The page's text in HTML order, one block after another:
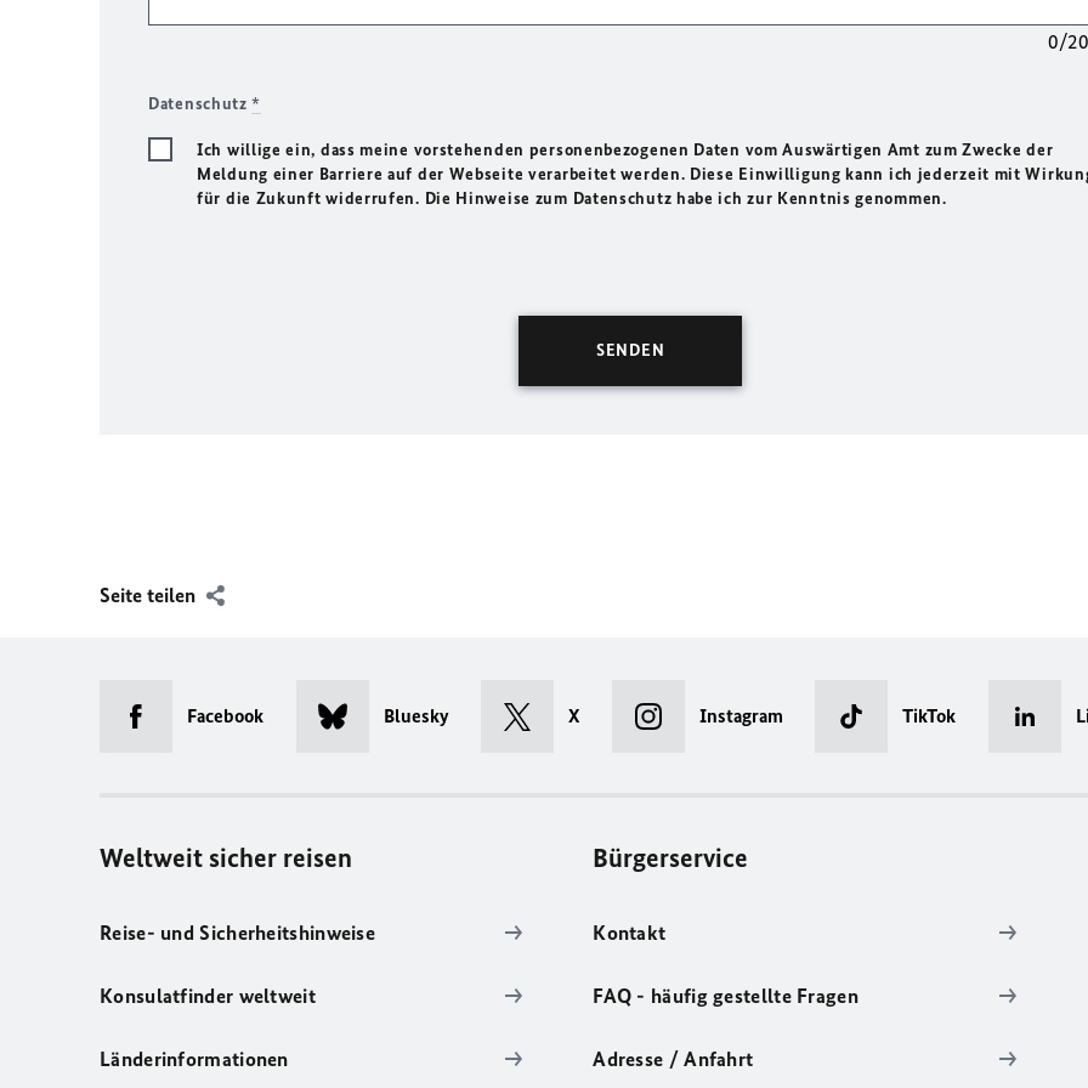
0/
Datenschutz*
Ich willige ein, dass meine vorstehenden personenbezogenen Daten vom Auswärtigen Amt zum Zwecke der
Meldung einer Barriere auf der Webseite verarbeitet werden. Diese Einwilligung kann ich jederzeit mit
für die Zukunft widerrufen. Die Hinweise zum Datenschutz habe ich zur Kenntnis genommen.
Seite teilen
Facebook Bluesky X Instagram TikTok
Weltweit sicher reisen
Reise- und Sicherheitshinweise
Konsulatfinder weltweit
Länderinformationen
Bürgerservice
Kontakt
FAQ - häufig gestellte Fragen
Adresse / Anfahrt